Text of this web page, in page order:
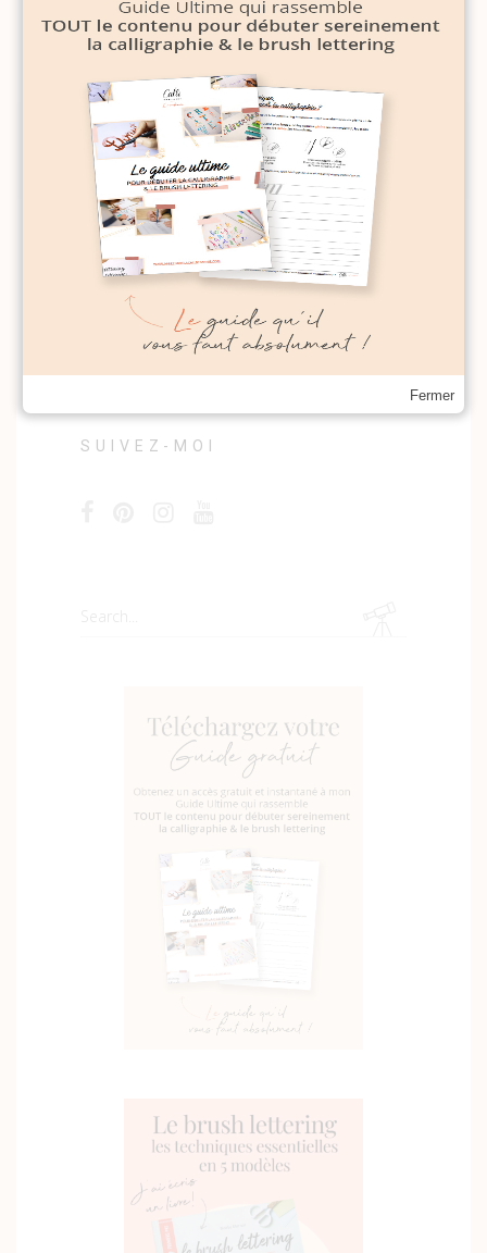
Bienvenue sur le blog du Studio
Calligraphique. Découvrez-y tous
les conseils pour débuter la
calligraphie ou le lettering mais
aussi des tutos et des sources
d'inspiration pour une vie plus
créative !
SUIVEZ-MOI
Search
Fermer